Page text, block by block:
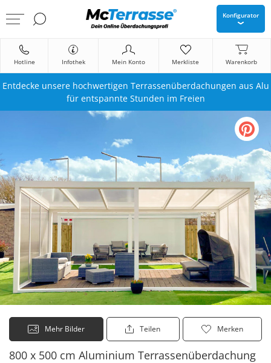
Konfigurator
Hotline Infothek Mein Konto Merkliste Warenkorb
Entdecke unsere hochwertigen Terrassenüberdachungen aus Alu
für entspannte Stunden im Freien
Mehr Bilder Teilen Merken
800 x 500 cm Aluminium Terrassenüberdachung